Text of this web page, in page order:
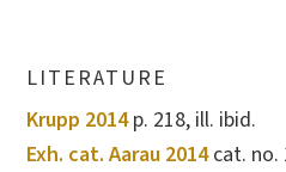
LITERATURE
Krupp 2014p. 218, ill. ibid.
Exh. cat. Aarau 2014cat. no.